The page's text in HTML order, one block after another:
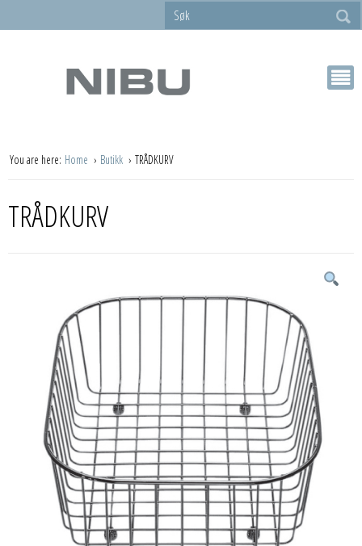
You are here: Home Butikk TRÅDKURV
TRÅDKURV